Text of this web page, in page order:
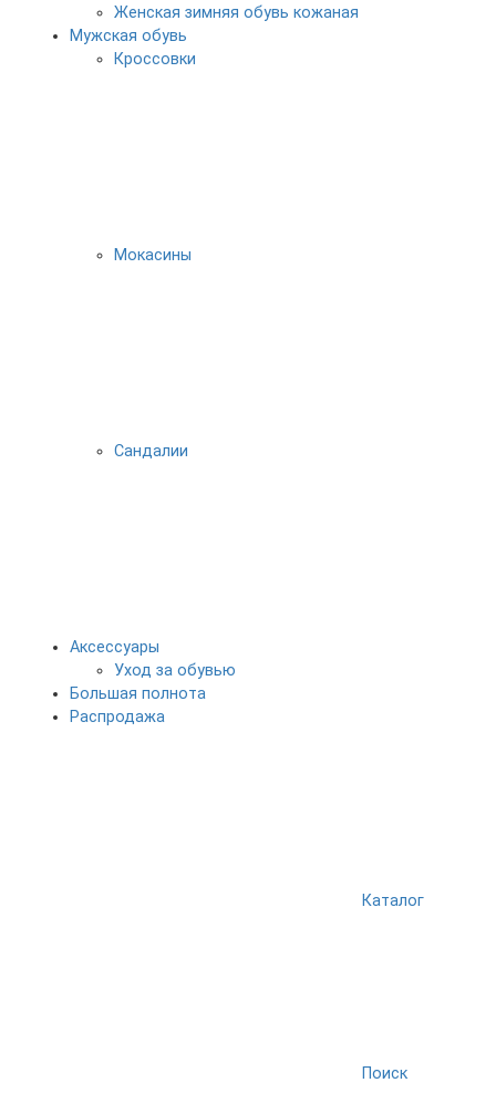
Женская зимняя обувь кожаная
Мужская обувь
Кроссовки
Мокасины
Сандалии
Аксессуары
Уход за обувью
Большая полнота
Распродажа
Каталог
Поиск